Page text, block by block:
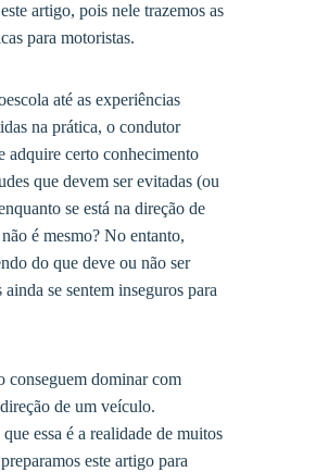
artigo, pois nele trazemos as
para motoristas.
até as experiências
na prática, o condutor
adquire certo conhecimento
que devem ser evitadas (ou
se está na direção de
é mesmo? No entanto,
do que deve ou não ser
se sentem inseguros para
conseguem dominar com
de um veículo.
essa é a realidade de muitos
este artigo para